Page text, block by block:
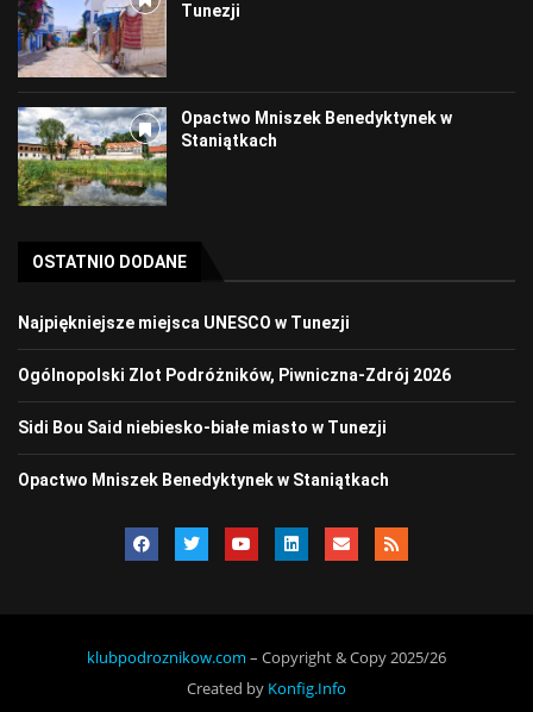
Tunezji
Opactwo Mniszek Benedyktynek w
Staniątkach
OSTATNIO DODANE
Najpiękniejsze miejsca UNESCO w Tunezji
Ogólnopolski Zlot Podróżników, Piwniczna-Zdrój 2026
Sidi Bou Said niebiesko-białe miasto w Tunezji
Opactwo Mniszek Benedyktynek w Staniątkach
klubpodroznikow.com – Copyright & Copy 2025/26
Created by Konfig.Info